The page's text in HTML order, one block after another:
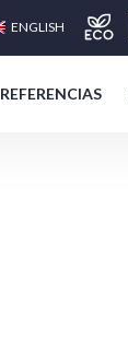
ENGLISH
REFERENCIAS